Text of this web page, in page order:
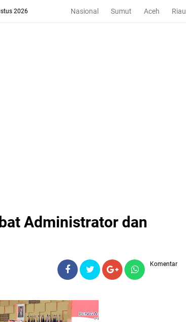
2026 Nasional Sumut Aceh Riau
Administrator dan
Komentar